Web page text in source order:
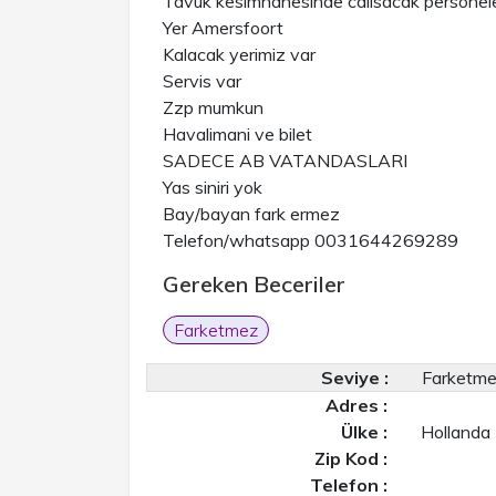
Yer Amersfoort
Kalacak yerimiz var
Servis var
Zzp mumkun
Havalimani ve bilet
SADECE AB VATANDASLARI
Yas siniri yok
Bay/bayan fark ermez
Telefon/whatsapp 0031644269289
Gereken Beceriler
Farketmez
Seviye :
Adres :
Ülke :
Hollanda
Zip Kod :
Telefon :